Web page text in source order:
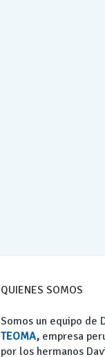
QUIENES SOMOS
Somos un equipo de
TEOMA, empresa
por los hermanos